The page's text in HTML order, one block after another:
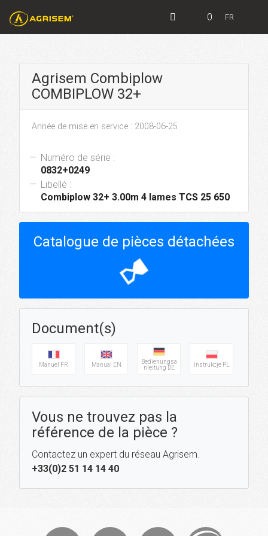
0 FR
Agrisem Combiplow
COMBIPLOW 32+
Année de mise en service : 2008-06-25
Numéro de série :
0832+0249
Libellé :
Combiplow 32+ 3.00m 4 lames TCS 25 650
Catalogue de pièces détachées
hourglass_top
Document(s)
Manuel FR Manual EN
Bedienungsa
nleitung DE
Instrukcje PL
Vous ne trouvez pas la
référence de la pièce ?
Contactez un expert du réseau Agrisem.
+33(0)2 51 14 14 40